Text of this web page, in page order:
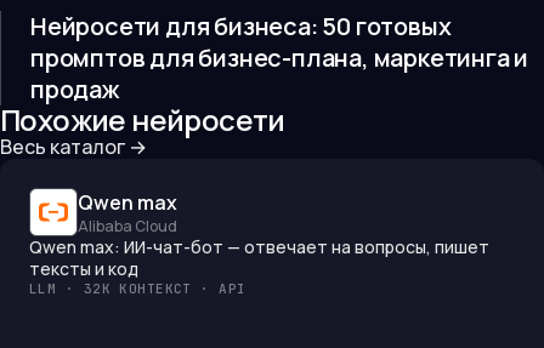
Нейросети для бизнеса: 50 готовых
промптов для бизнес-плана, маркетинга и
продаж
Похожие нейросети
Весь каталог →
Qwen max
Alibaba Cloud
Qwen max: ИИ-чат-бот — отвечает на вопросы, пишет
тексты и код
LLM · 32K КОНТЕКСТ · API